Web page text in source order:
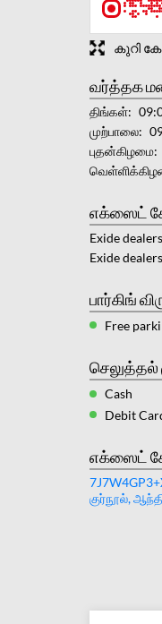
കുറി
வர்த்தக
திங்கள்
முற்பாலை
புதன்கிழமை
எக்ஸைட்
Exide
Exide
பார்கிங்
Free
Cash
Debit
எக்ஸைட்
குர்நூல்,